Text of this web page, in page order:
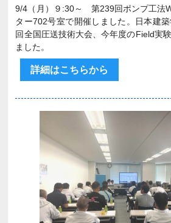
9/4（月）９:30～ 第239回ポンプ工法
ター702号室で開催しました。日本建
回全国圧送技術大会、今年度のField実
ました。
詳細はこちらから